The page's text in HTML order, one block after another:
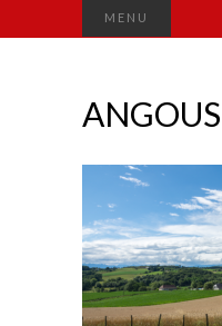
MENU
ANGOUS